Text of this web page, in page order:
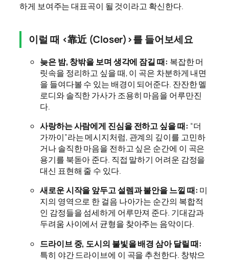
하게 보여주는 대표곡이 될 것이라고 확신한다.
이럴 때 <靠近 (Closer)>를 들어보세요
늦은 밤, 창밖을 보며 생각에 잠길 때: 복잡한 머
릿속을 정리하고 싶을 때, 이 곡은 차분하게 내면
을 들여다볼 수 있는 배경이 되어준다. 잔잔한 멜
로디와 솔직한 가사가 조용히 마음을 어루만진
다.
사랑하는 사람에게 진심을 전하고 싶을 때: “더
가까이”라는 메시지처럼, 관계의 깊이를 고민하
거나 솔직한 마음을 전하고 싶은 순간에 이 곡은
용기를 북돋아 준다. 직접 말하기 어려운 감정을
대신 표현해 줄 수 있다.
새로운 시작을 앞두고 설렘과 불안을 느낄 때: 미
지의 영역으로 한 걸음 나아가는 순간의 복합적
인 감정들을 섬세하게 어루만져 준다. 기대감과
두려움 사이에서 균형을 찾아주는 음악이다.
드라이브 중, 도시의 불빛을 배경 삼아 달릴 때:
특히 야간 드라이브에 이 곡을 추천한다. 창밖으